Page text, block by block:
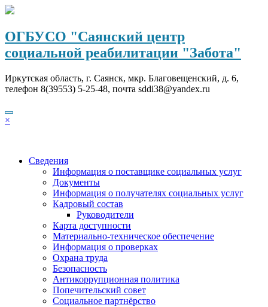
Перейти
содержимому
ОГБУСО "Саянский центр
социальной реабилитации "Забота"
Иркутская область, г. Саянск, мкр. Благовещенский, д. 6,
телефон 8(39553) 5-25-48, почта sddi38@yandex.ru
×
Сведения
Информация о поставщике социальных услуг
Документы
Информация о получателях социальных услуг
Кадровый состав
Руководители
Карта доступности
Материально-техническое обеспечение
Информация о проверках
Охрана труда
Безопасность
Антикоррупционная политика
Попечительский совет
Социальное партнёрство